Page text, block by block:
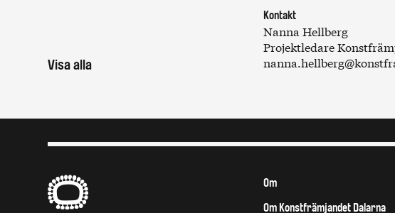
Kontakt
Nanna Hellberg
Projektledare
Visa alla
B
Om
Om Konstfrämjandet Dalarna